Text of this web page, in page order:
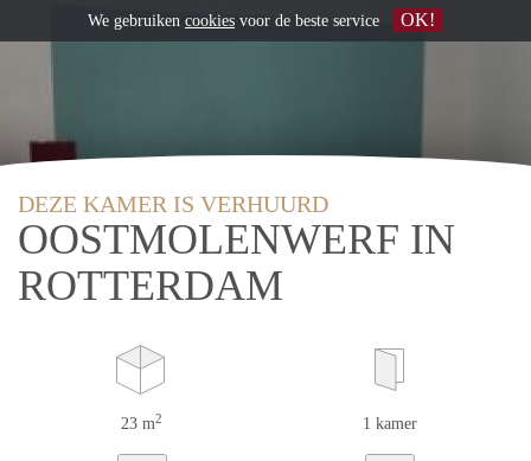
DEZE KAMER IS VERHUURD
OOSTMOLENWERF IN
ROTTERDAM
23 m2 1 kamer
We gebruiken cookies voor de beste service OK!